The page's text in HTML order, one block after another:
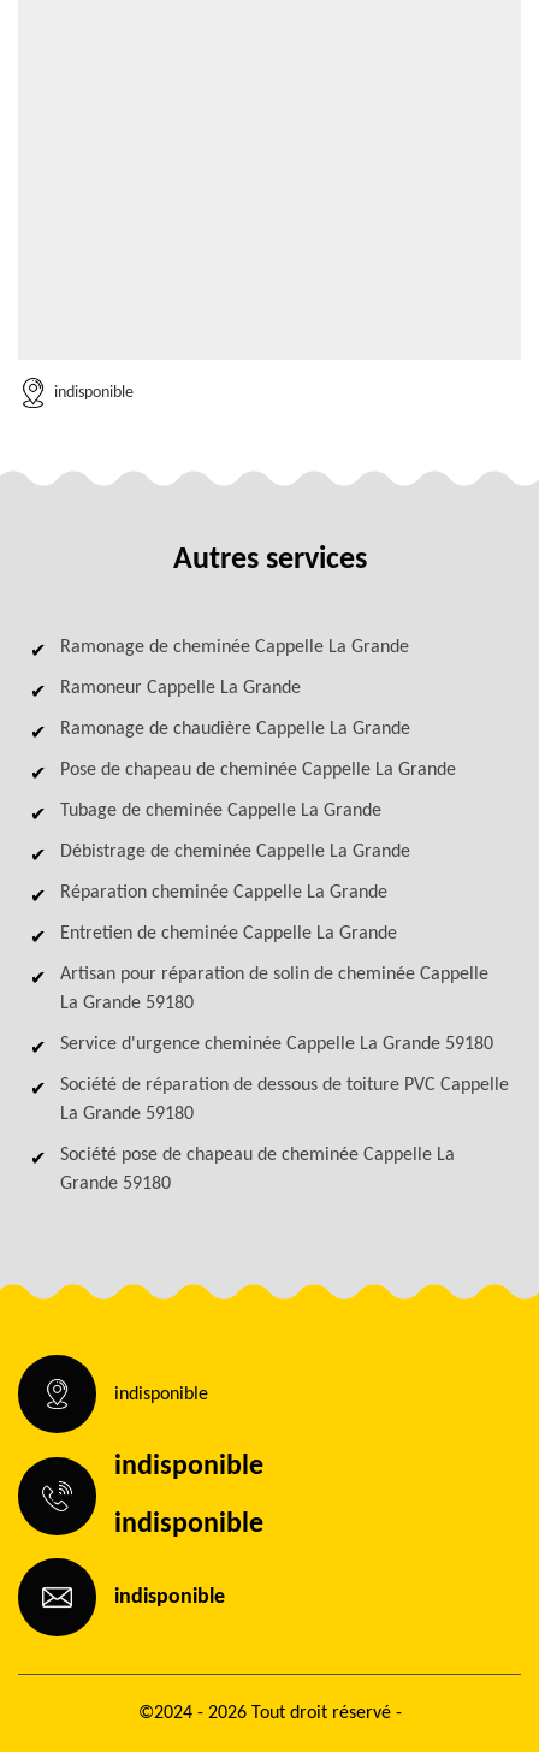
indisponible
Autres services
Ramonage de cheminée Cappelle La Grande
Ramoneur Cappelle La Grande
Ramonage de chaudière Cappelle La Grande
Pose de chapeau de cheminée Cappelle La Grande
Tubage de cheminée Cappelle La Grande
Débistrage de cheminée Cappelle La Grande
Réparation cheminée Cappelle La Grande
Entretien de cheminée Cappelle La Grande
Artisan pour réparation de solin de cheminée Cappelle
La Grande 59180
Service d'urgence cheminée Cappelle La Grande 59180
Société de réparation de dessous de toiture PVC Cappelle
La Grande 59180
Société pose de chapeau de cheminée Cappelle La
Grande 59180
indisponible
indisponible
indisponible
indisponible
©2024 - 2026 Tout droit réservé -